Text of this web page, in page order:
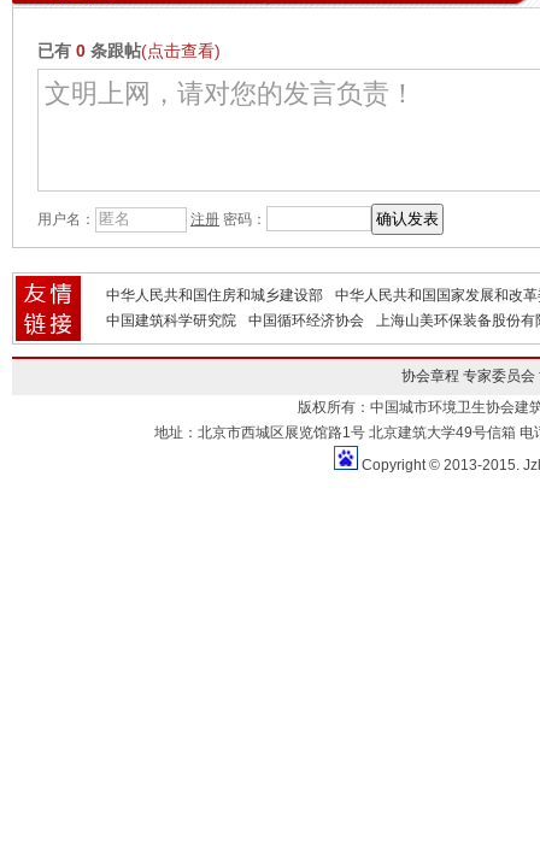
已有 0 条跟帖(点击查看)
用户名： 注册 密码：
中华人民共和国住房和城乡建设部
中华人民共和国国家发展和改
中国建筑科学研究院
中国循环经济协会 上海山美环保装备股份有
协会章程 专家委员会
版权所有：中国城市环境卫生协会建
地址：北京市西城区展览馆路1号 北京建筑大学49号信箱
Copyright © 2013-2015.